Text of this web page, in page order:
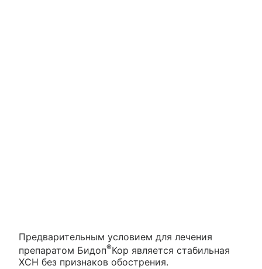
Предварительным условием для лечения
препаратом Бидоп®Кор является стабильная
ХСН без признаков обострения.